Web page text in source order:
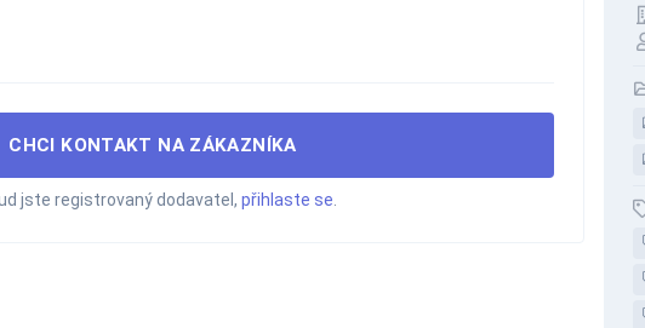
CHCI KONTAKT NA ZÁKAZNÍKA
jste registrovaný dodavatel, přihlaste se